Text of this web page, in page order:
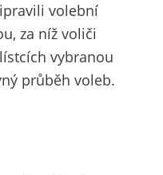
volební
za níž voliči
vybranou
průběh voleb.